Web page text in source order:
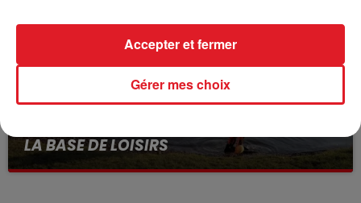
13 juillet 2026
LA BASE DE LOISIRS
La victime a coulé à pic
Gérer mes choix
Accepter et fermer